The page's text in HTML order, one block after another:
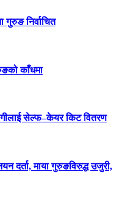
गुरुङ निर्वाचित
काँधमा
सेल्फ–केयर किट वितरण
दर्ता, माया गुरुङविरुद्ध उजुरी,